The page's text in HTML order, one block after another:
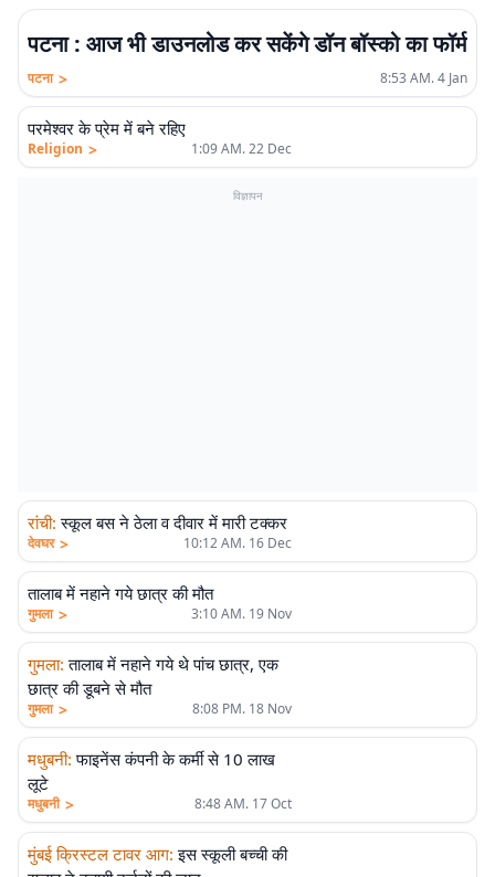
पटना : आज भी डाउनलोड कर सकेंगे डॉन बॉस्को का फॉर्म
पटना > 8:53 AM. 4 Jan
परमेश्वर के प्रेम में बने रहिए
Religion > 1:09 AM. 22 Dec
विज्ञापन
रांची: स्कूल बस ने ठेला व दीवार में मारी टक्कर
देवघर > 10:12 AM. 16 Dec
तालाब में नहाने गये छात्र की मौत
गुमला > 3:10 AM. 19 Nov
गुमला: तालाब में नहाने गये थे पांच छात्र, एक
छात्र की डूबने से मौत
गुमला > 8:08 PM. 18 Nov
मधुबनी: फाइनेंस कंपनी के कर्मी से 10 लाख
लूटे
मधुबनी > 8:48 AM. 17 Oct
मुंबई क्रिस्टल टावर आग: इस स्कूली बच्ची की